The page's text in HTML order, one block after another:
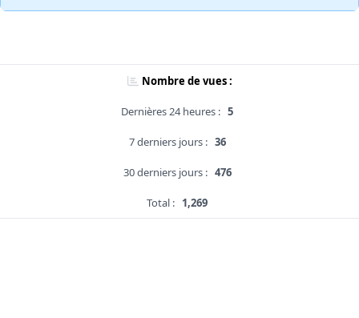
Nombre de vues :
Dernières 24 heures : 5
7 derniers jours : 36
30 derniers jours : 476
Total : 1,269